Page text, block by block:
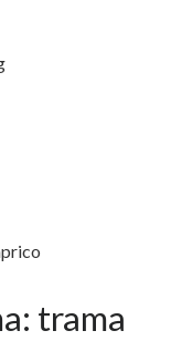
trama